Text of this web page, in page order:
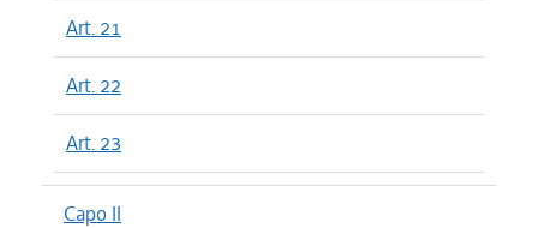
Art. 21
Art. 22
Art. 23
Capo II